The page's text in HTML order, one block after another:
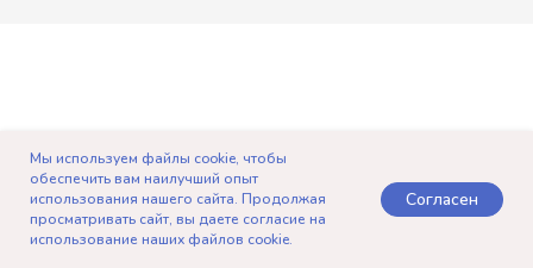
Telegram Записаться
← Предыдущая статья
Мы используем файлы cookie, чтобы
обеспечить вам наилучший опыт
использования нашего сайта. Продолжая
просматривать сайт, вы даете согласие на
использование наших файлов cookie.
Согласен